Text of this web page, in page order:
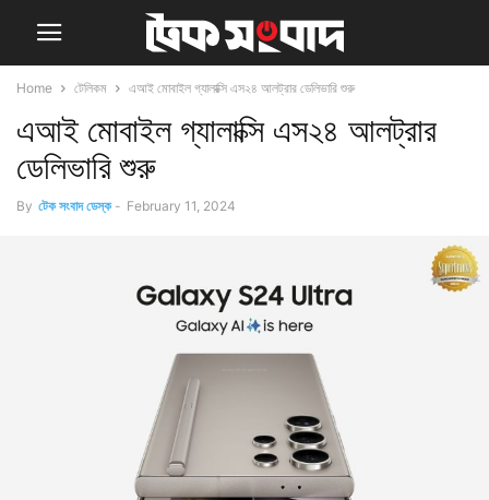
Home টেলিকম এআই মোবাইল গ্যালাক্সি এস২৪ আলট্রার ডেলিভারি শুরু
এআই মোবাইল গ্যালাক্সি এস২৪ আলট্রার
ডেলিভারি শুরু
By টেক সংবাদ ডেস্ক - February 11, 2024